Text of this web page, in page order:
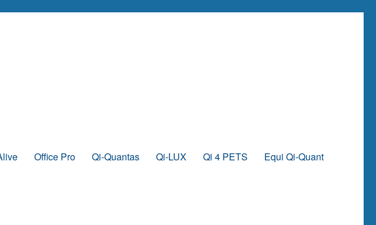
Office Pro Qi-Quantas Qi-LUX Qi 4 PETS
Equi Qi-Quant